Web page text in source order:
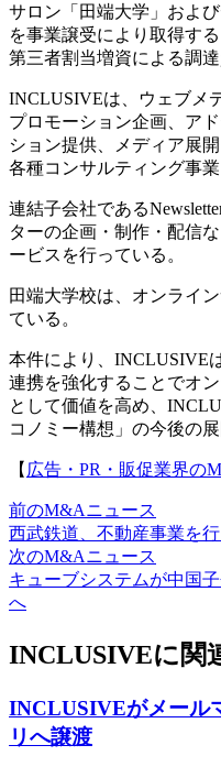
サロン「田端大学」およ
を事業譲受により取得す
第三者割当増資による調達
INCLUSIVEは、ウェブメ
プロモーション企画、ア
ション提供、メディア展
各種コンサルティング事業
連結子会社である
ターの企画・制作・配信
ービスを行っている。
田端大学校は、オンライ
ている。
本件により、INCLUSIVE
連携を強化することでオ
として価値を高め、
コノミー構想」の今後の
【 広告・PR・販促業界の
前のM&Aニュース
西武鉄道、不動産事業を
次のM&Aニュース
キューブシステムが中国子
へ
INCLUSIVEに関
INCLUSIVEがメール
リへ譲渡